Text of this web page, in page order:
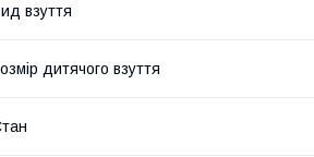
взуття
дитячого взуття